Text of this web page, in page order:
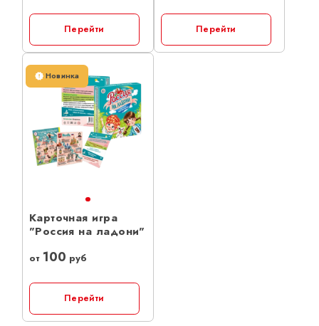
Перейти Перейти
Новинка
Карточная игра
"Россия на ладони"
от 100 руб
Перейти